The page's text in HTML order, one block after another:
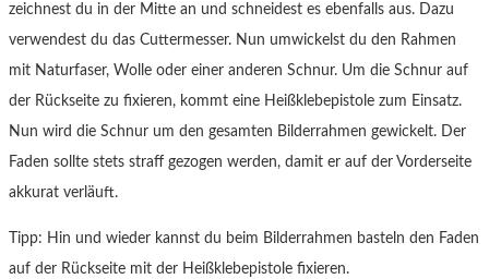
zeichnest du in der Mitte an und schneidest es ebenfalls aus. Dazu
verwendest du das Cuttermesser. Nun umwickelst du den Rahmen
mit Naturfaser, Wolle oder einer anderen Schnur. Um die Schnur auf
der Rückseite zu fixieren, kommt eine Heißklebepistole zum Einsatz.
Nun wird die Schnur um den gesamten Bilderrahmen gewickelt. Der
Faden sollte stets straff gezogen werden, damit er auf der Vorderseite
akkurat verläuft.
Tipp: Hin und wieder kannst du beim Bilderrahmen basteln den Faden
auf der Rückseite mit der Heißklebepistole fixieren.